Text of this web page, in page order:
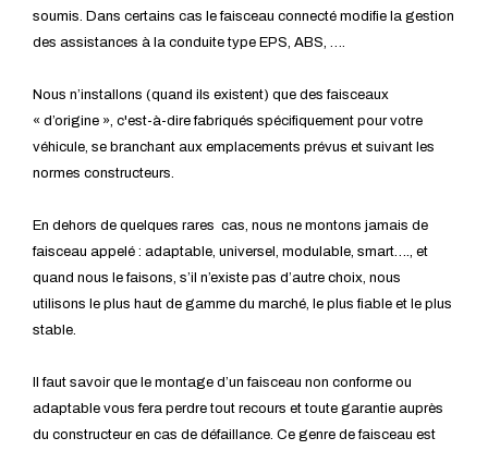
soumis. Dans certains cas le faisceau connecté modifie la gestion
des assistances à la conduite type EPS, ABS, ….
Nous n’installons (quand ils existent) que des faisceaux
« d’origine », c'est-à-dire fabriqués spécifiquement pour votre
véhicule, se branchant aux emplacements prévus et suivant les
normes constructeurs.
En dehors de quelques rares cas, nous ne montons jamais de
faisceau appelé : adaptable, universel, modulable, smart…., et
quand nous le faisons, s’il n’existe pas d’autre choix, nous
utilisons le plus haut de gamme du marché, le plus fiable et le plus
stable.
Il faut savoir que le montage d’un faisceau non conforme ou
adaptable vous fera perdre tout recours et toute garantie auprès
du constructeur en cas de défaillance. Ce genre de faisceau est